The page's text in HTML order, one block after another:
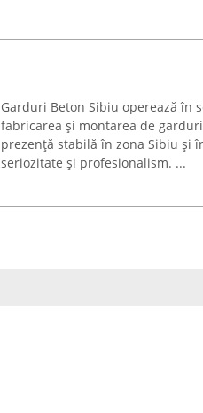
Garduri Beton Sibiu operează în
fabricarea și montarea de
prezență stabilă în zona Sibiu și
seriozitate și profesionalism. ...